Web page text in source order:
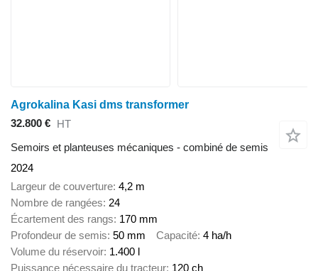
Agrokalina Kasi dms transformer
32.800 € HT
Semoirs et planteuses mécaniques - combiné de semis
2024
Largeur de couverture 4,2 m
Nombre de rangées 24
Écartement des rangs 170 mm
Profondeur de semis 50 mm Capacité 4 ha/h
Volume du réservoir 1.400 l
Puissance nécessaire du tracteur 120 ch